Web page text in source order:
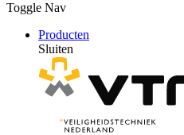
Toggle Nav
Producten
Sluiten